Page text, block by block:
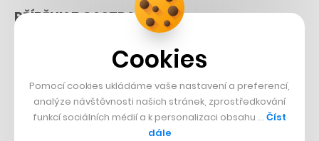
PŘÍBĚHY Z GASTRA
Boční projekt, co se zvrtnul
Francouzský šéfkuchař na Šumavě
Dva golfisti, co pečou
DESIGN
Cookies
Pomocí cookies ukládáme vaše nastavení a preferencí,
analýze návštěvnosti našich stránek, zprostředkování
funkcí sociálních médií a k personalizaci obsahu … Číst
dále